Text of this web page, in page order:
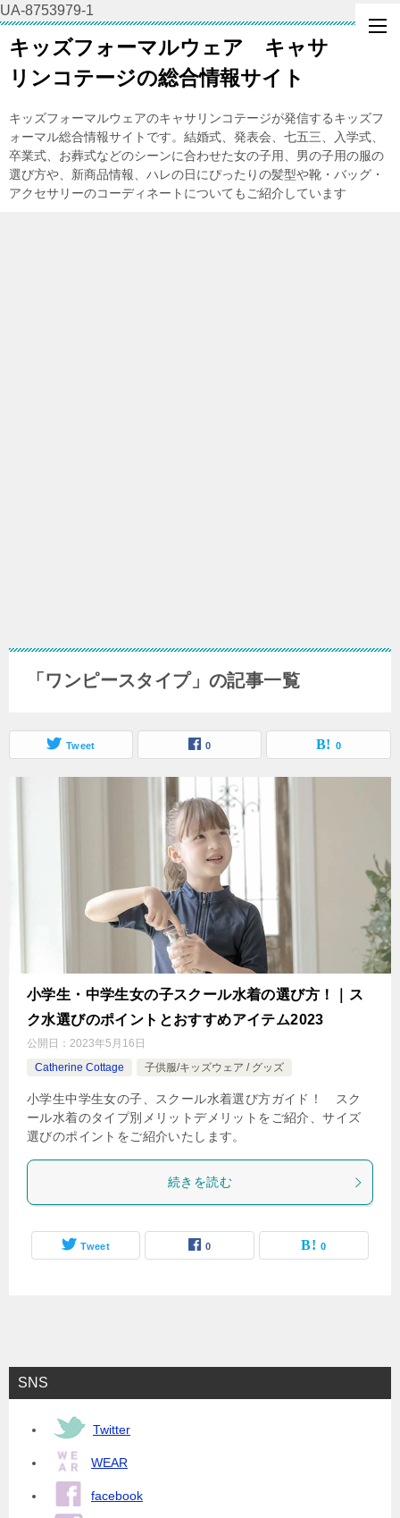
UA-8753979-1
キッズフォーマルウェア キャサ
リンコテージの総合情報サイト
キッズフォーマルウェアのキャサリンコテージが発信するキッズフ
ォーマル総合情報サイトです。結婚式、発表会、七五三、入学式、
卒業式、お葬式などのシーンに合わせた女の子用、男の子用の服の
選び方や、新商品情報、ハレの日にぴったりの髪型や靴・バッグ・
アクセサリーのコーディネートについてもご紹介しています
「ワンピースタイプ」の記事一覧
Tweet 0 0
小学生・中学生女の子スクール水着の選び方！｜ス
ク水選びのポイントとおすすめアイテム2023
公開日： 2023年5月16日
Catherine Cottage
子供服/キッズウェア / グッズ
小学生中学生女の子、スクール水着選び方ガイド！ スク
ール水着のタイプ別メリットデメリットをご紹介、サイズ
選びのポイントをご紹介いたします。
続きを読む
Tweet 0 0
SNS
Twitter
WEAR
facebook